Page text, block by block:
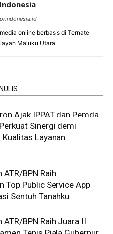
online berbasis di Ternate
Maluku Utara.
Ajak IPPAT dan Pemda
Sinergi demi
Kualitas Layanan
ATR/BPN Raih
Top Public Service App
Sentuh Tanahku
ATR/BPN Raih Juara II